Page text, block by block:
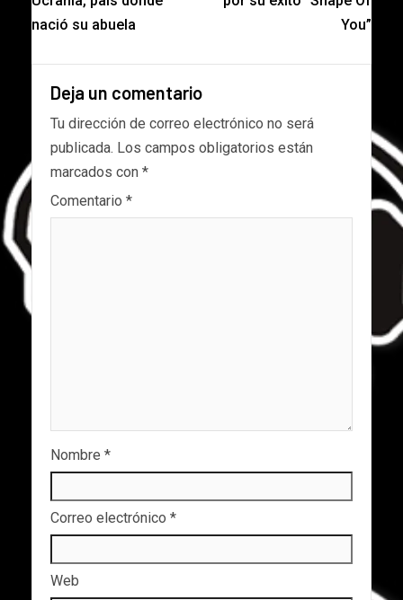
nació su abuela
You”
Deja un comentario
Tu dirección de correo electrónico no será
publicada. Los campos obligatorios están
marcados con *
Comentario *
Nombre *
Correo electrónico *
Web